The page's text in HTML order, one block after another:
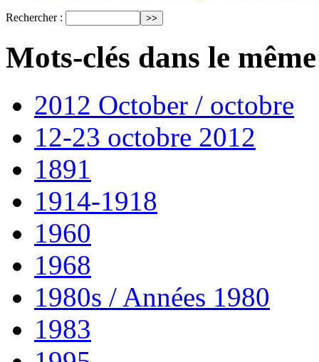
Rechercher :
Mots-clés dans le
2012 October / octobre
12-23 octobre 2012
1891
1914-1918
1960
1968
1980s / Années 1980
1983